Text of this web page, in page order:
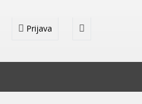
Prijava